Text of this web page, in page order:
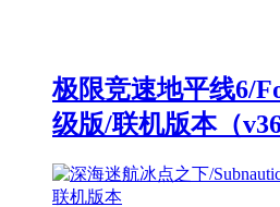
极限竞速地平线6/
级版/联机版本（